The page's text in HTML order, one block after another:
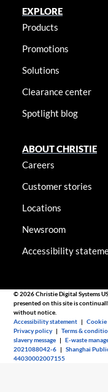
EXPLORE
Products
Promotions
Solutions
Clearance center
Spotlight blog
ABOUT CHRISTIE
Careers
Customer stories
Locations
Newsroom
Accessibility
© 2026 Christie Digital Systems
presented on this site is
without notice.
Accessibility statement |
Privacy policy |Terms &
slavery message |E-waste
2021088042-6 |Shanghai
44030002007155